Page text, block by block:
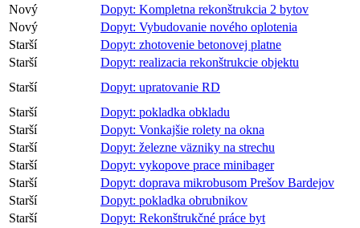
Nový
Dopyt: Kompletna rekonštrukcia 2 bytov
Nový
Dopyt: Vybudovanie nového oplotenia
Starší
Dopyt: zhotovenie betonovej platne
Starší
Dopyt: realizacia rekonštrukcie objektu
Starší
Dopyt: upratovanie RD
Starší
Dopyt: pokladka obkladu
Starší
Dopyt: Vonkajšie rolety na okna
Starší
Dopyt: železne väzniky na strechu
Starší
Dopyt: vykopove prace minibager
Starší
Dopyt: doprava mikrobusom Prešov Bardejov
Starší
Dopyt: pokladka obrubnikov
Starší
Dopyt: Rekonštrukčné práce byt